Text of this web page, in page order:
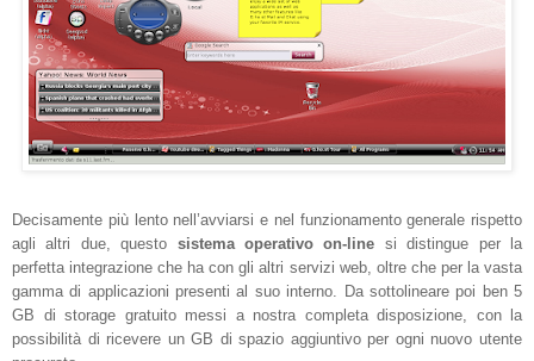
Decisamente più lento nell’avviarsi e nel funzionamento generale rispetto
agli altri due, questo sistema operativo on-line si distingue per la
perfetta integrazione che ha con gli altri servizi web, oltre che per la vasta
gamma di applicazioni presenti al suo interno. Da sottolineare poi ben 5
GB di storage gratuito messi a nostra completa disposizione, con la
possibilità di ricevere un GB di spazio aggiuntivo per ogni nuovo utente